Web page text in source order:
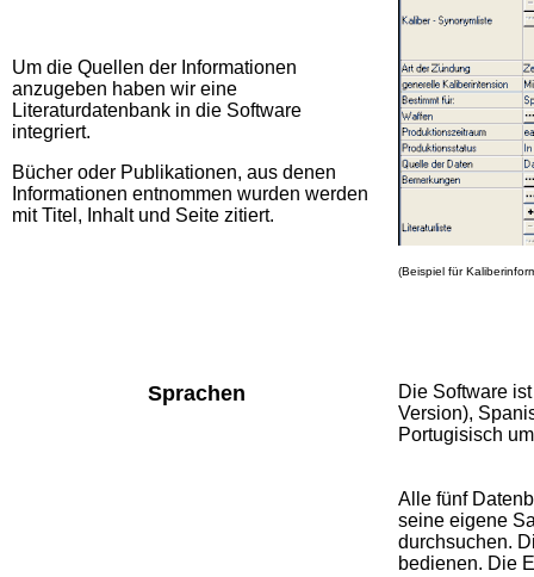
Um die Quellen der Informationen
anzugeben haben wir eine
Literaturdatenbank in die Software
integriert.
Bücher oder Publikationen, aus denen
Informationen entnommen wurden werden
mit Titel, Inhalt und Seite zitiert.
(Beispiel für
Sprachen Die Software
Version),
Portugisisch
Alle fünf
seine eigene
durchsuchen.
bedienen. Die